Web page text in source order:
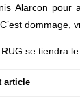
Alarcon pour
dommage,
se tiendra
article